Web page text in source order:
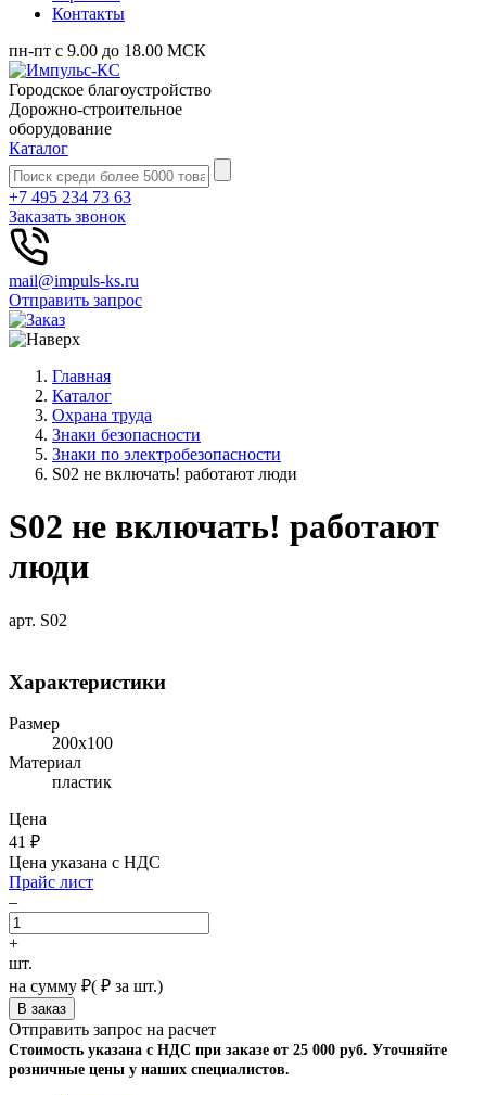
Контакты
пн-пт с 9.00 до 18.00 МСК
Городское благоустройство
Дорожно-строительное
оборудование
Каталог
+7 495 234 73 63
Заказать звонок
mail@impuls-ks.ru
Отправить запрос
Главная
Каталог
Охрана труда
Знаки безопасности
Знаки по электробезопасности
S02 не включать! работают люди
S02 не включать! работают
люди
арт. S02
Характеристики
Размер
200х100
Материал
пластик
Цена
41 ₽
Цена указана с НДС
Прайс лист
–
+
шт.
на сумму ₽( ₽ за шт.)
Отправить запрос на расчет
Стоимость указана с НДС при заказе от 25 000 руб. Уточняйте
розничные цены у наших специалистов.